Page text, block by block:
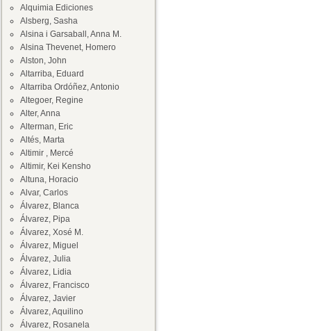
Alquimia Ediciones
Alsberg, Sasha
Alsina i Garsaball, Anna M.
Alsina Thevenet, Homero
Alston, John
Altarriba, Eduard
Altarriba Ordóñez, Antonio
Altegoer, Regine
Alter, Anna
Alterman, Eric
Altés, Marta
Altimir , Mercé
Altimir, Kei Kensho
Altuna, Horacio
Alvar, Carlos
Álvarez, Blanca
Álvarez, Pipa
Álvarez, Xosé M.
Álvarez, Miguel
Álvarez, Julia
Álvarez, Lidia
Álvarez, Francisco
Álvarez, Javier
Álvarez, Aquilino
Álvarez, Rosanela